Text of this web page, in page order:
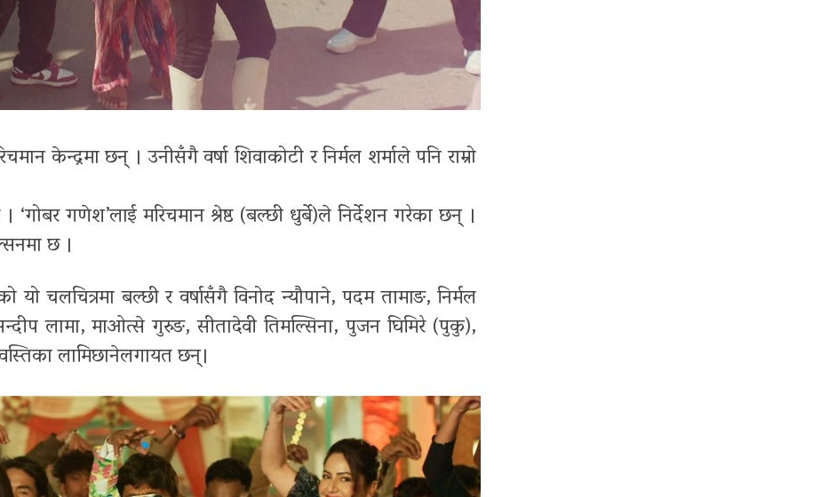
केन्द्रमा छन् । उनीसँगै वर्षा शिवाकोटी र निर्मल शर्माले पनि राम्रो
गणेश’लाई मरिचमान श्रेष्ठ (बल्छी धुर्बे)ले निर्देशन गरेका छन् ।
छ ।
यो चलचित्रमा बल्छी र वर्षासँगै विनोद न्यौपाने, पदम तामाङ, निर्मल
लामा, माओत्से गुरुङ, सीतादेवी तिमल्सिना, पुजन घिमिरे (पुकु),
लामिछानेलगायत छन्।